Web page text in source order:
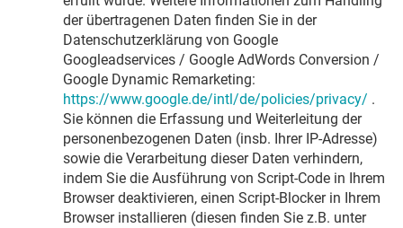
der übertragenen Daten finden Sie in der
Datenschutzerklärung von Google
Googleadservices / Google AdWords Conversion /
Google Dynamic Remarketing:
https://www.google.de/intl/de/policies/privacy/ .
Sie können die Erfassung und Weiterleitung der
personenbezogenen Daten (insb. Ihrer IP-Adresse)
sowie die Verarbeitung dieser Daten verhindern,
indem Sie die Ausführung von Script-Code in Ihrem
Browser deaktivieren, einen Script-Blocker in Ihrem
Browser installieren (diesen finden Sie z.B. unter